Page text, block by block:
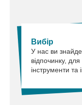
Вибір
У нас ви
відпочинку, для
інструменти та